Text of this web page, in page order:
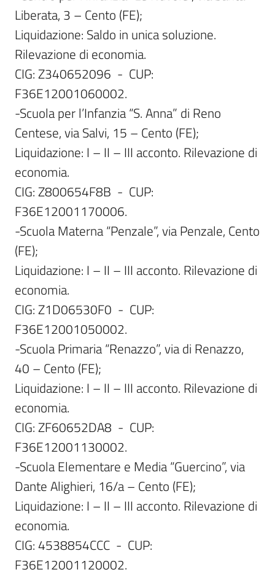
Liberata, 3 – Cento (FE);
Liquidazione: Saldo in unica soluzione.
Rilevazione di economia.
CIG: Z340652096  -  CUP:
F36E12001060002.
-Scuola per l’Infanzia “S. Anna” di Reno
Centese, via Salvi, 15 – Cento (FE);
Liquidazione: I – II – III acconto. Rilevazione di
economia.
CIG: Z800654F8B  -  CUP:
F36E12001170006.
-Scuola Materna “Penzale”, via Penzale, Cento
(FE);
Liquidazione: I – II – III acconto. Rilevazione di
economia.
CIG: Z1D06530F0  -  CUP:
F36E12001050002.
-Scuola Primaria “Renazzo”, via di Renazzo,
40 – Cento (FE);
Liquidazione: I – II – III acconto. Rilevazione di
economia.
CIG: ZF60652DA8  -  CUP:
F36E12001130002.
-Scuola Elementare e Media “Guercino”, via
Dante Alighieri, 16/a – Cento (FE);
Liquidazione: I – II – III acconto. Rilevazione di
economia.
CIG: 4538854CCC  -  CUP:
F36E12001120002.